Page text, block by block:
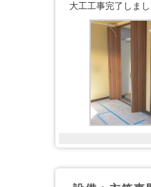
大工工事完了しま